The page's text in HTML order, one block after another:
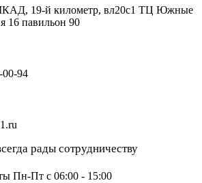
19-й километр, вл20с1 ТЦ Южные
16 павильон 90
00-94
рады сотрудничеству
Пн-Пт c 06:00 - 15:00